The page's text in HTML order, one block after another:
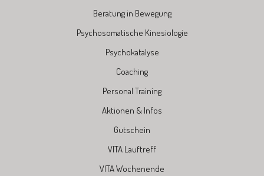
Beratung in Bewegung
Psychosomatische Kinesiologie
Psychokatalyse
Coaching
Personal Training
Aktionen & Infos
Gutschein
VITA Lauftreff
VITA Wochenende